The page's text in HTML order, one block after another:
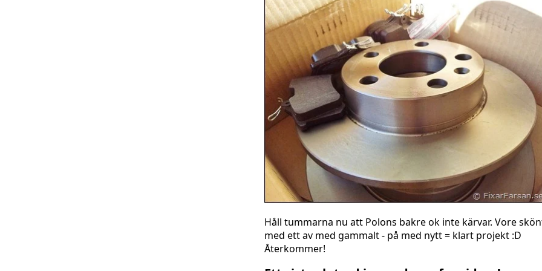
Håll tummarna nu att Polons bakre ok inte kärvar. Vore
med ett av med gammalt - på med nytt = klart projekt :D
Återkommer!